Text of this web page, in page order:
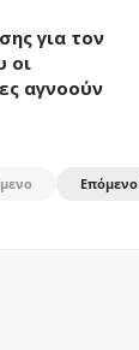
για τον
οι
αγνοούν
Επόμενο